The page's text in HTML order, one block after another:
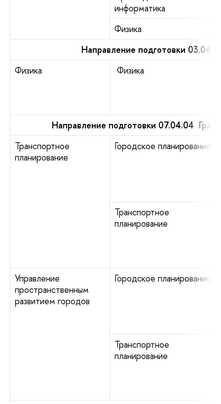
информатика
Физика
Направление подготовки
Физика
Физика
Направление подготовки 07.04.04
Транспортное
планирование
Городское планирование
Транспортное
планирование
Управление
пространственным
развитием городов
Городское планирование
Транспортное
планирование